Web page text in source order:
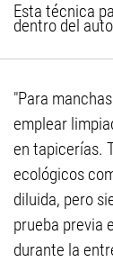
Esta técnica
dentro del
"Para
emplear
en tapicerías.
ecológicos
diluida, pero
prueba previa
durante la